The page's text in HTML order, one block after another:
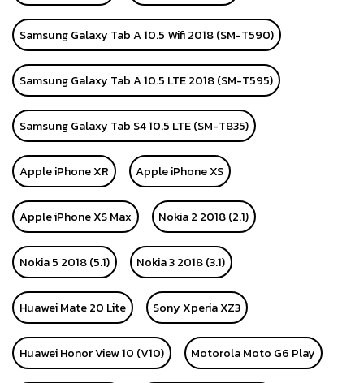
Samsung Galaxy Tab A 10.5 Wifi 2018 (SM-T590)
Samsung Galaxy Tab A 10.5 LTE 2018 (SM-T595)
Samsung Galaxy Tab S4 10.5 LTE (SM-T835)
Apple iPhone XR Apple iPhone XS
Apple iPhone XS Max Nokia 2 2018 (2.1)
Nokia 5 2018 (5.1) Nokia 3 2018 (3.1)
Huawei Mate 20 Lite Sony Xperia XZ3
Huawei Honor View 10 (V10) Motorola Moto G6 Play